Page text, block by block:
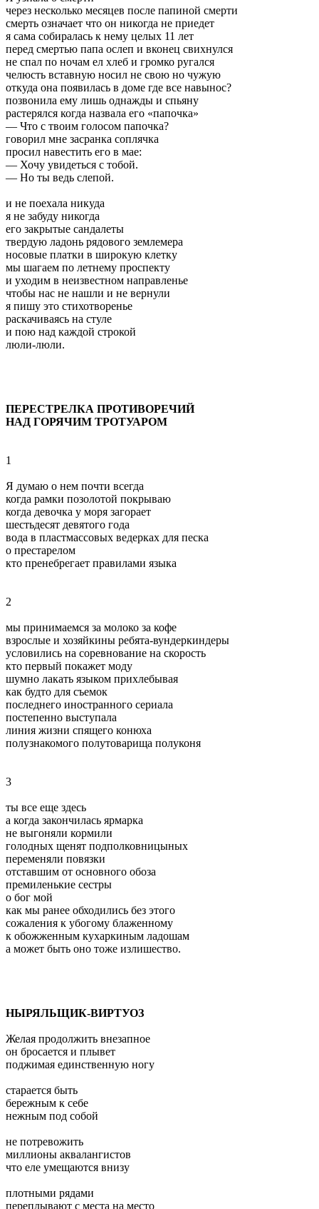
через несколько месяцев после папиной смерти
смерть означает что он никогда не приедет
я сама собиралась к нему целых 11 лет
перед смертью папа ослеп и вконец свихнулся
не спал по ночам ел хлеб и громко ругался
челюсть вставную носил не свою но чужую
откуда она появилась в доме где все навынос?
позвонила ему лишь однажды и спьяну
растерялся когда назвала его «папочка»
— Что с твоим голосом папочка?
говорил мне засранка соплячка
просил навестить его в мае:
— Хочу увидеться с тобой.
— Но ты ведь слепой.
и не поехала никуда
я не забуду никогда
его закрытые сандалеты
твердую ладонь рядового землемера
носовые платки в широкую клетку
мы шагаем по летнему проспекту
и уходим в неизвестном направленье
чтобы нас не нашли и не вернули
я пишу это стихотворенье
раскачиваясь на стуле
и пою над каждой строкой
люли-люли.
ПЕРЕСТРЕЛКА ПРОТИВОРЕЧИЙ
НАД ГОРЯЧИМ ТРОТУАРОМ
1
Я думаю о нем почти всегда
когда рамки позолотой покрываю
когда девочка у моря загорает
шестьдесят девятого года
вода в пластмассовых ведерках для песка
о престарелом
кто пренебрегает правилами языка
2
мы принимаемся за молоко за кофе
взрослые и хозяйкины ребята-вундеркиндеры
условились на соревнование на скорость
кто первый покажет моду
шумно лакать языком прихлебывая
как будто для съемок
последнего иностранного сериала
постепенно выступала
линия жизни спящего конюха
полузнакомого полутоварища полуконя
3
ты все еще здесь
а когда закончилась ярмарка
не выгоняли кормили
голодных щенят подполковницыных
переменяли повязки
отставшим от основного обоза
премиленькие сестры
о бог мой
как мы ранее обходились без этого
сожаления к убогому блаженному
к обожженным кухаркиным ладошам
а может быть оно тоже излишество.
НЫРЯЛЬЩИК-ВИРТУОЗ
Желая продолжить внезапное
он бросается и плывет
поджимая единственную ногу
старается быть
бережным к себе
нежным под собой
не потревожить
миллионы аквалангистов
что еле умещаются внизу
плотными рядами
переплывают с места на место